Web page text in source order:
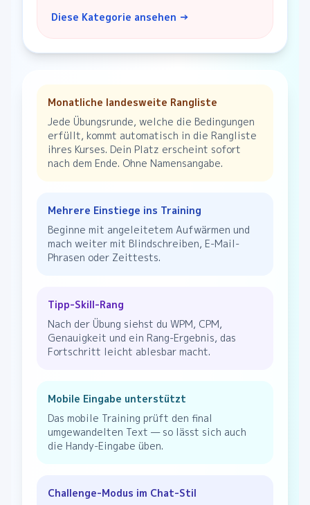
Diese Kategorie ansehen →
Monatliche landesweite Rangliste
Jede Übungsrunde, welche die Bedingungen
erfüllt, kommt automatisch in die Rangliste
ihres Kurses. Dein Platz erscheint sofort
nach dem Ende. Ohne Namensangabe.
Mehrere Einstiege ins Training
Beginne mit angeleitetem Aufwärmen und
mach weiter mit Blindschreiben, E-Mail-
Phrasen oder Zeittests.
Tipp-Skill-Rang
Nach der Übung siehst du WPM, CPM,
Genauigkeit und ein Rang-Ergebnis, das
Fortschritt leicht ablesbar macht.
Mobile Eingabe unterstützt
Das mobile Training prüft den final
umgewandelten Text — so lässt sich auch
die Handy-Eingabe üben.
Challenge-Modus im Chat-Stil